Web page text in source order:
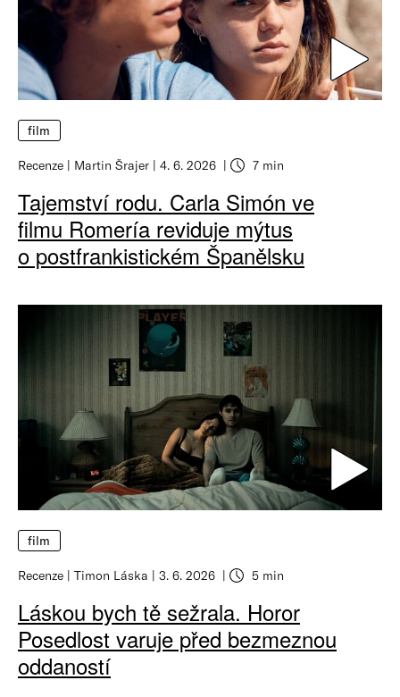
film
Recenze Martin Šrajer 4. 6. 2026 7 min
Tajemství rodu. Carla Simón ve
filmu Romería reviduje mýtus
o postfrankistickém Španělsku
film
Recenze Timon Láska 3. 6. 2026 5 min
Láskou bych tě sežrala. Horor
Posedlost varuje před bezmeznou
oddaností